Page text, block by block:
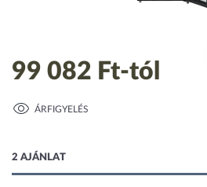
99 082 Ft-tól
ÁRFIGYELÉS
2 AJÁNLAT